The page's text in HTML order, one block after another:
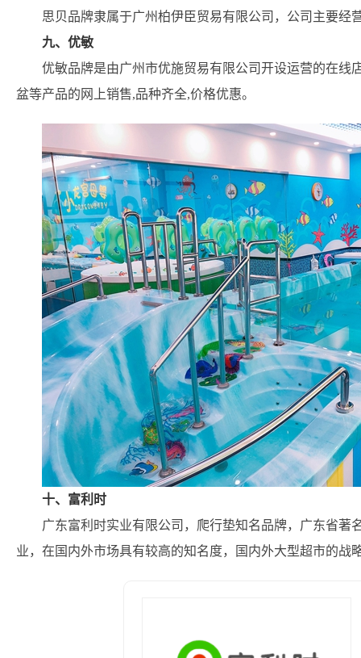
思贝品牌隶属于广州柏伊臣贸易有限公司，公司主要经
九、优敏
优敏品牌是由广州市优施贸易有限公司开设运营的在线
盆等产品的网上销售,品种齐全,价格优惠。
十、富利时
广东富利时实业有限公司，爬行垫知名品牌，广东省
业，在国内外市场具有较高的知名度，国内外大型超市的战